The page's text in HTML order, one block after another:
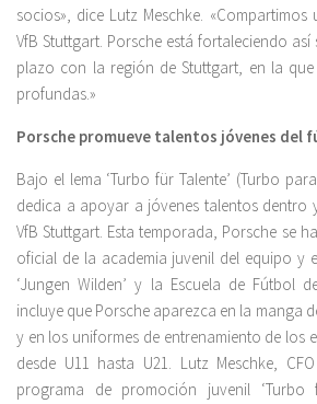
socios», dice Lutz Meschke.
VfB Stuttgart. Porsche está fortaleciendo
plazo con la región de Stuttgart, en la
profundas.»
Porsche promueve talentos jóvenes del
Bajo el lema ‘Turbo für Talente’ (Turbo
dedica a apoyar a jóvenes talentos dentro
VfB Stuttgart. Esta temporada, Porsche se
oficial de la academia juvenil del equipo y
‘Jungen Wilden’ y la Escuela de Fútbol
incluye que Porsche aparezca en la manga
y en los uniformes de entrenamiento de los
desde U11 hasta U21. Lutz Meschke,
programa de promoción juvenil ‘Turbo